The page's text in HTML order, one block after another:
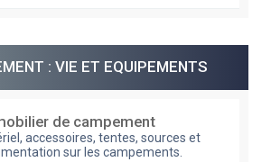
: VIE ET EQUIPEMENTS
de campement
accessoires, tentes, sources et
sur les campements.